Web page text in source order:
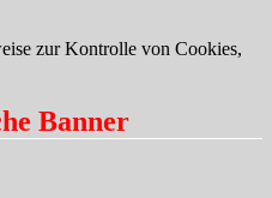
zur Kontrolle von Cookies,
Banner